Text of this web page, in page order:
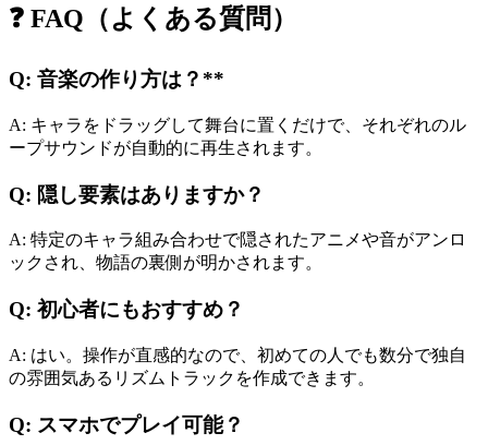
❓ FAQ（よくある質問）
Q: 音楽の作り方は？**
A: キャラをドラッグして舞台に置くだけで、それぞれのル
ープサウンドが自動的に再生されます。
Q: 隠し要素はありますか？
A: 特定のキャラ組み合わせで隠されたアニメや音がアンロ
ックされ、物語の裏側が明かされます。
Q: 初心者にもおすすめ？
A: はい。操作が直感的なので、初めての人でも数分で独自
の雰囲気あるリズムトラックを作成できます。
Q: スマホでプレイ可能？